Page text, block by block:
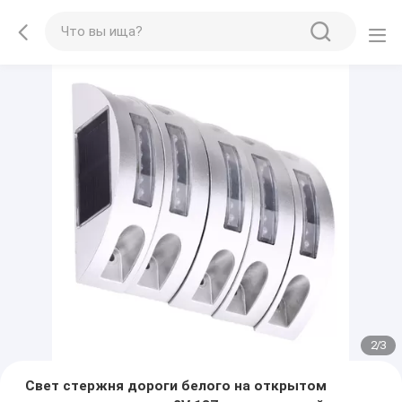
2/3
Свет стержня дороги белого на открытом